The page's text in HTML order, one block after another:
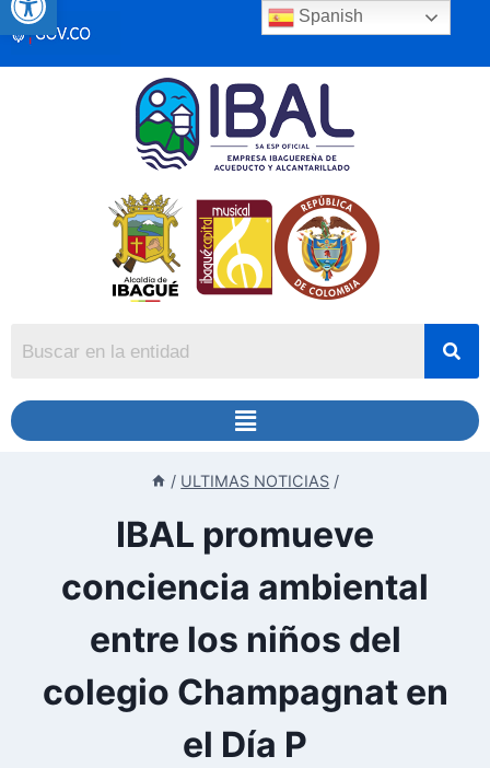
/ ULTIMAS NOTICIAS /
IBAL promueve
conciencia ambiental
entre los niños del
colegio Champagnat en
el Día P
Spanish